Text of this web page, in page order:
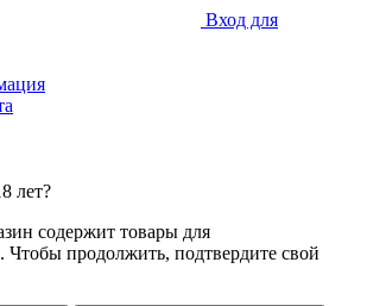
Вход для
лет?
содержит товары для
Чтобы продолжить, подтвердите свой